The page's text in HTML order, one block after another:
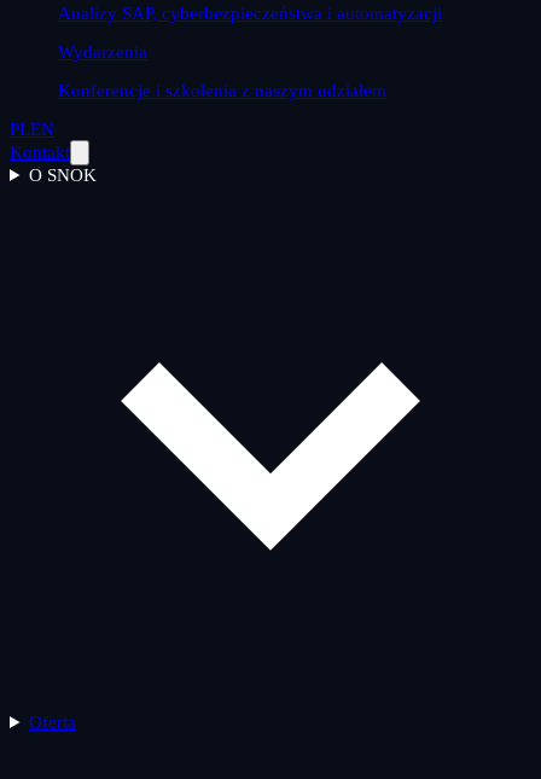
Analizy SAP, cyberbezpieczeństwa i automatyzacji
Wydarzenia
Konferencje i szkolenia z naszym udziałem
PLEN
Kontakt
O SNOK
Oferta